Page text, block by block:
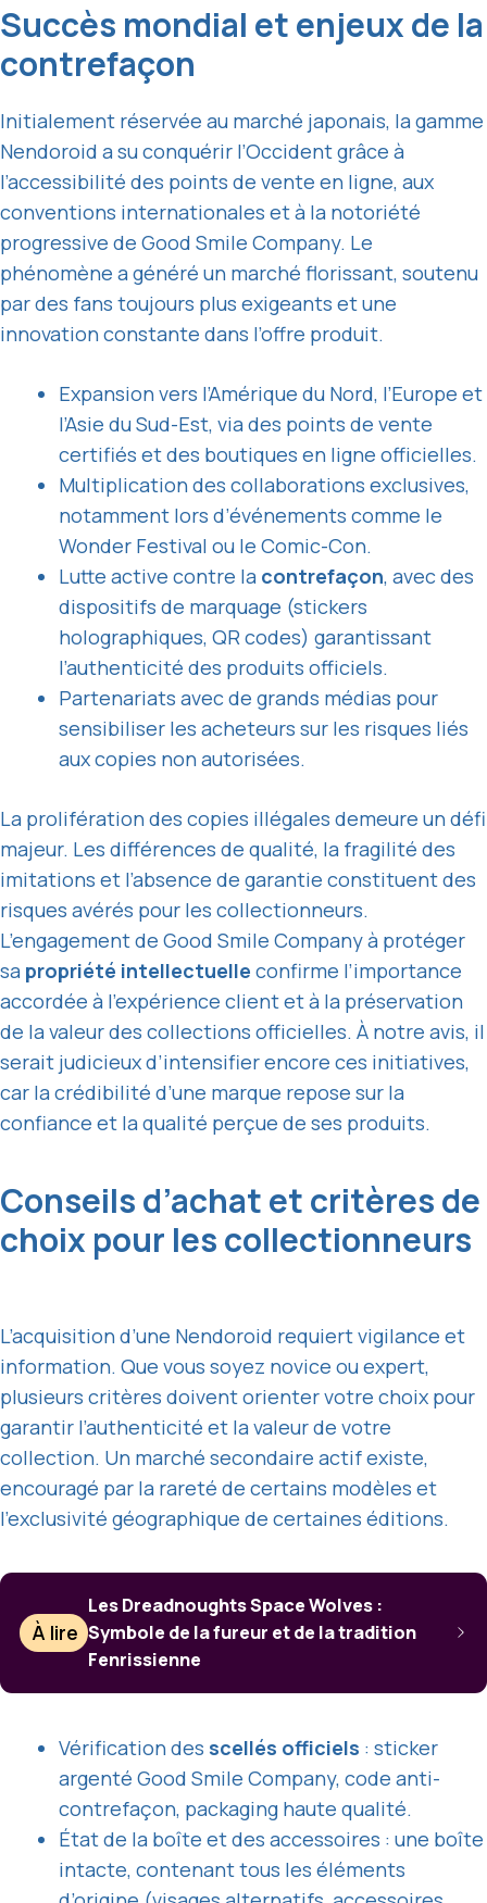
Succès mondial et enjeux de la
contrefaçon
Initialement réservée au marché japonais, la gamme
Nendoroid a su conquérir l’Occident grâce à
l’accessibilité des points de vente en ligne, aux
conventions internationales et à la notoriété
progressive de Good Smile Company. Le
phénomène a généré un marché florissant, soutenu
par des fans toujours plus exigeants et une
innovation constante dans l’offre produit.
Expansion vers l’Amérique du Nord, l’Europe et
l’Asie du Sud-Est, via des points de vente
certifiés et des boutiques en ligne officielles.
Multiplication des collaborations exclusives,
notamment lors d’événements comme le
Wonder Festival ou le Comic-Con.
Lutte active contre la contrefaçon, avec des
dispositifs de marquage (stickers
holographiques, QR codes) garantissant
l’authenticité des produits officiels.
Partenariats avec de grands médias pour
sensibiliser les acheteurs sur les risques liés
aux copies non autorisées.
La prolifération des copies illégales demeure un défi
majeur. Les différences de qualité, la fragilité des
imitations et l’absence de garantie constituent des
risques avérés pour les collectionneurs.
L’engagement de Good Smile Company à protéger
sa propriété intellectuelle confirme l’importance
accordée à l’expérience client et à la préservation
de la valeur des collections officielles. À notre avis, il
serait judicieux d’intensifier encore ces initiatives,
car la crédibilité d’une marque repose sur la
confiance et la qualité perçue de ses produits.
Conseils d’achat et critères de
choix pour les collectionneurs
L’acquisition d’une Nendoroid requiert vigilance et
information. Que vous soyez novice ou expert,
plusieurs critères doivent orienter votre choix pour
garantir l’authenticité et la valeur de votre
collection. Un marché secondaire actif existe,
encouragé par la rareté de certains modèles et
l’exclusivité géographique de certaines éditions.
À lire
Les Dreadnoughts Space Wolves :
Symbole de la fureur et de la tradition
Fenrissienne
Vérification des scellés officiels : sticker
argenté Good Smile Company, code anti-
contrefaçon, packaging haute qualité.
État de la boîte et des accessoires : une boîte
intacte, contenant tous les éléments